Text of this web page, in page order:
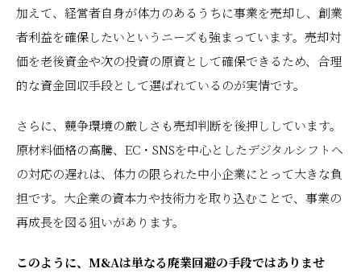
加えて、経営者自身が体力のあるうちに事業を売却し、創業
者利益を確保したいというニーズも強まっています。売却対
価を老後資金や次の投資の原資として確保できるため、合理
的な資金回収手段として選ばれているのが実情です。
さらに、競争環境の厳しさも売却判断を後押ししています。
原材料価格の高騰、EC・SNSを中心としたデジタルシフトへ
の対応の遅れは、体力の限られた中小企業にとって大きな負
担です。大企業の資本力や技術力を取り込むことで、事業の
再成長を図る狙いがあります。
このように、M&Aは単なる廃業回避の手段ではありませ